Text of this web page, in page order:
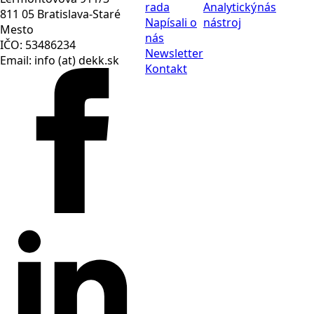
811 05 Bratislava-Staré
Mesto
IČO: 53486234
Email: info (at) dekk.sk
rada
Napísali o
nás
Newsletter
Kontakt
Analytický
nástroj
nás